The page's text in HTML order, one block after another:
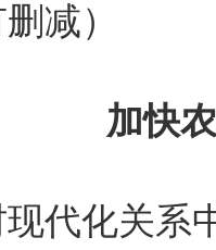
减）
加快
化关系中